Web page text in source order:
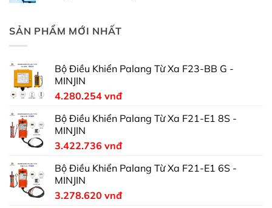
SẢN PHẨM MỚI NHẤT
Bộ Điều Khiển Palang Từ Xa F23-BB G -
MINJIN
4.280.254 vnđ
Bộ Điều Khiển Palang Từ Xa F21-E1 8S -
MINJIN
3.422.736 vnđ
Bộ Điều Khiển Palang Từ Xa F21-E1 6S -
MINJIN
3.278.620 vnđ